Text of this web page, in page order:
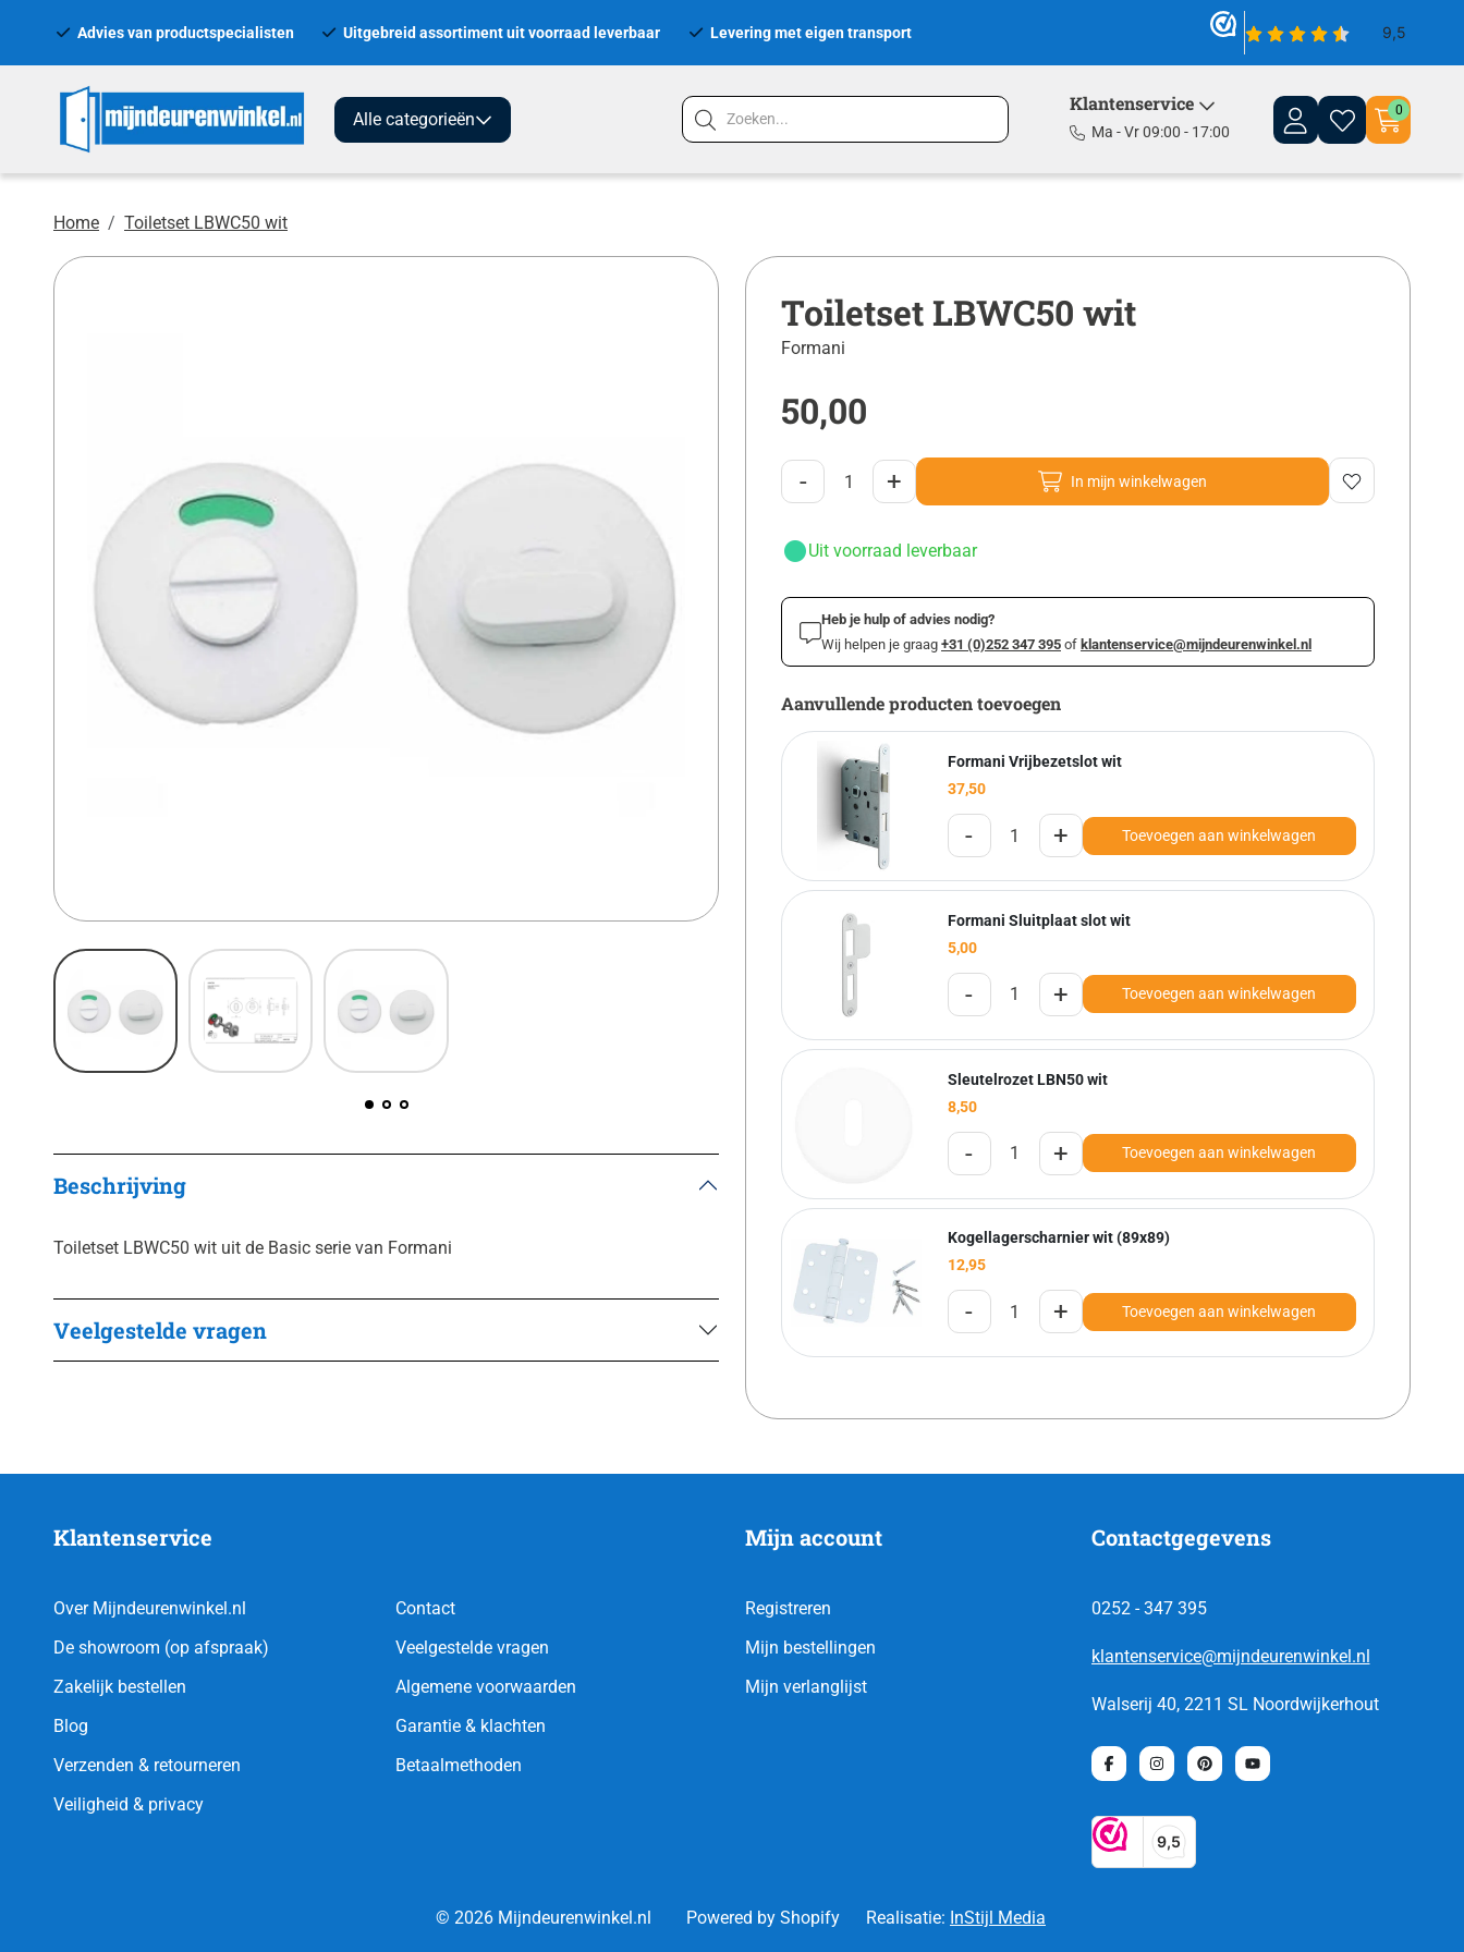
Advies van productspecialisten Uitgebreid assortiment uit voorraad leverbaar Levering met eigen transport
Alle categorieën
Klantenservice
Ma - Vr 09:00 - 17:00
0
Home Toiletset LBWC50 wit
Beschrijving
Toiletset LBWC50 wit uit de Basic serie van Formani
Veelgestelde vragen
Toiletset LBWC50 wit
Formani
50,00
- + In mijn winkelwagen
Uit voorraad leverbaar
Heb je hulp of advies nodig?
Wij helpen je graag +31 (0)252 347 395 of klantenservice@mijndeurenwinkel.nl
Aanvullende producten toevoegen
Formani Vrijbezetslot wit
37,50
- + Toevoegen aan winkelwagen
Formani Sluitplaat slot wit
5,00
- + Toevoegen aan winkelwagen
Sleutelrozet LBN50 wit
8,50
- + Toevoegen aan winkelwagen
Kogellagerscharnier wit (89x89)
12,95
- + Toevoegen aan winkelwagen
Klantenservice
Over Mijndeurenwinkel.nl
De showroom (op afspraak)
Zakelijk bestellen
Blog
Verzenden & retourneren
Veiligheid & privacy
Contact
Veelgestelde vragen
Algemene voorwaarden
Garantie & klachten
Betaalmethoden
Mijn account
Registreren
Mijn bestellingen
Mijn verlanglijst
Contactgegevens
0252 - 347 395
klantenservice@mijndeurenwinkel.nl
Walserij 40, 2211 SL Noordwijkerhout
© 2026 Mijndeurenwinkel.nl Powered by Shopify Realisatie: InStijl Media